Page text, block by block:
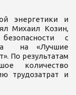
энергетики и
Михаил Козин,
с
на «Лучшие
По результатам
количество
трудозатрат и